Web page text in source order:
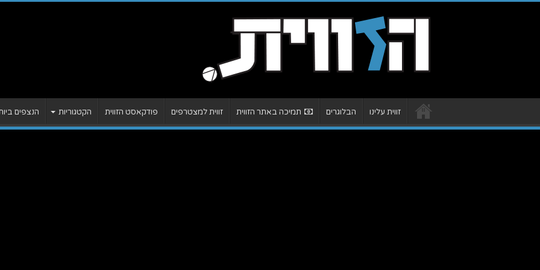
זווית עלינו הבלוגרים תמיכה באתר הזווית זווית למצטרפים פודקאסט הזווית הקטגוריות הנצפים